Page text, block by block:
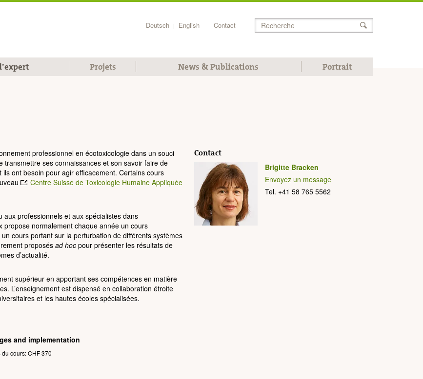
Deutsch | English Contact Chercher
Projets News & Publications Portrait
professionnel en écotoxicologie dans un souci
ses connaissances et son savoir faire de
ont besoin pour agir efficacement. Certains cours
Centre Suisse de Toxicologie Humaine Appliquée
aux professionnels et aux spécialistes dans
propose normalement chaque année un cours
cours portant sur la perturbation de différents systèmes
proposésad hoc pour présenter les résultats de
d’actualité.
supérieur en apportant ses compétences en matière
L’enseignement est dispensé en collaboration étroite
et les hautes écoles spécialisées.
and implementation
cours: CHF 370
Contact
Brigitte Bracken
Envoyez un message
Tel. +41 58 765 5562